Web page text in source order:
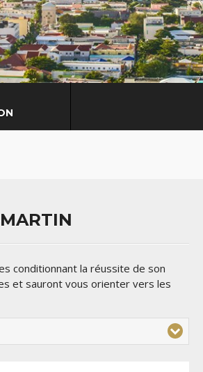
conditionnant la réussite de son
et sauront vous orienter vers les